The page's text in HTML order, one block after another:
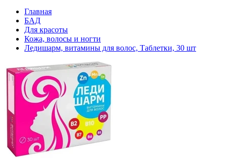
Главная
БАД
Для красоты
Кожа, волосы и ногти
Ледишарм, витамины для волос, Таблетки, 30 шт